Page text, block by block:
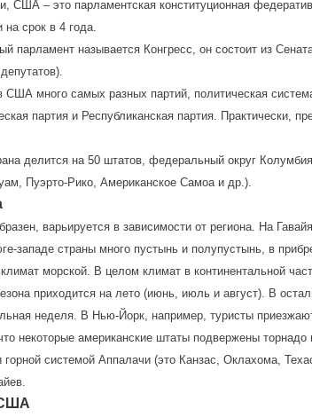
США – это парламентская конституционная
срок в 4 года.
парламент называется Конгресс, он состоит из
США много самых разных партий, политическая
партия и Республиканская партия. Практически,
делится на 50 штатов, федеральный округ
Пуэрто-Рико, Американское Самоа и др.).
варьируется в зависимости от региона. На
западе страны много пустынь и полупустынь, в
морской. В целом климат в континентальной
приходится на лето (июнь, июль и август). В
неделя. В Нью-Йорк, например, туристы
некоторые американские штаты подвержены
системой Аппалачи (это Канзас, Оклахома,